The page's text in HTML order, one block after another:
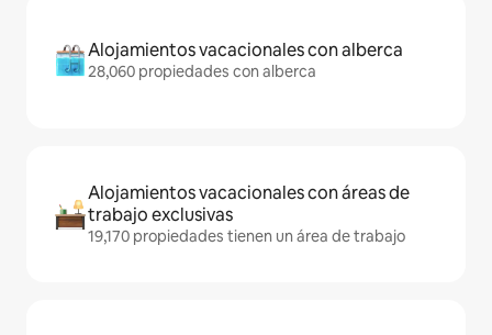
Alojamientos vacacionales con alberca
28,060 propiedades con alberca
Alojamientos vacacionales con áreas de
trabajo exclusivas
19,170 propiedades tienen un área de trabajo